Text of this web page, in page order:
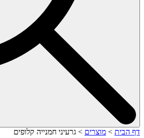
דף הבית > מוצרים > גרעיני חמנייה קלופים